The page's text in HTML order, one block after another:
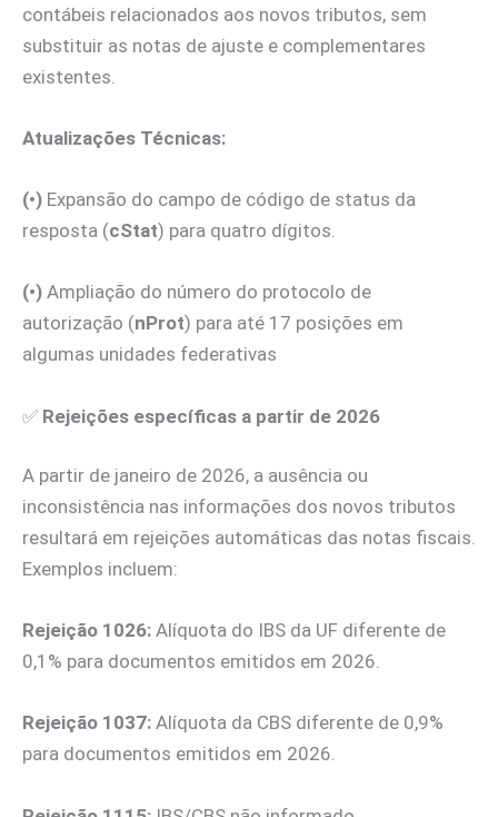
contábeis relacionados aos novos tributos, sem
substituir as notas de ajuste e complementares
existentes.
Atualizações Técnicas:
(•) Expansão do campo de código de status da
resposta (cStat) para quatro dígitos.
(•) Ampliação do número do protocolo de
autorização (nProt) para até 17 posições em
algumas unidades federativas
✅ Rejeições específicas a partir de 2026
A partir de janeiro de 2026, a ausência ou
inconsistência nas informações dos novos tributos
resultará em rejeições automáticas das notas fiscais.
Exemplos incluem:
Rejeição 1026: Alíquota do IBS da UF diferente de
0,1% para documentos emitidos em 2026.
Rejeição 1037: Alíquota da CBS diferente de 0,9%
para documentos emitidos em 2026.